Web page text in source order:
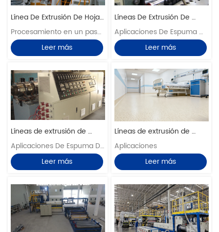
Línea De Extrusión De Hoja
De Amortiguación De Alto
Llenado
Procesamiento en un paso
usando  Dos - Etapa E
de obra y energía. Salida:
hasta 5  Toneladas pags Es
la hora; Hoja T Hickness:
0.5-6mm; Ancho de la
hoja: 2800 mm (más
ancho posible a petición);
Aplicación De Placa
Leer más
Líneas De Extrusión De
Espuma Sin PVC
Aplicaciones De Espuma
Sin PVC
Leer más
Líneas de extrusión de
láminas de PVC WPC
Celuka
Aplicaciones De Espuma De
PVC CllukaLeer más
Líneas de extrusión de
pisos SPC
Aplicaciones
Leer más